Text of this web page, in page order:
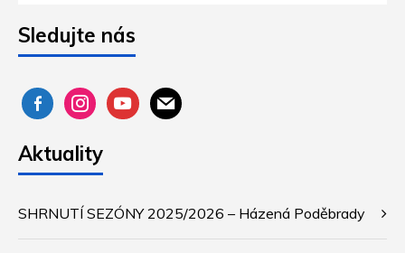
Sledujte nás
facebook-
alt
instagramyoutubemail
Aktuality
SHRNUTÍ SEZÓNY 2025/2026 – Házená Poděbrady